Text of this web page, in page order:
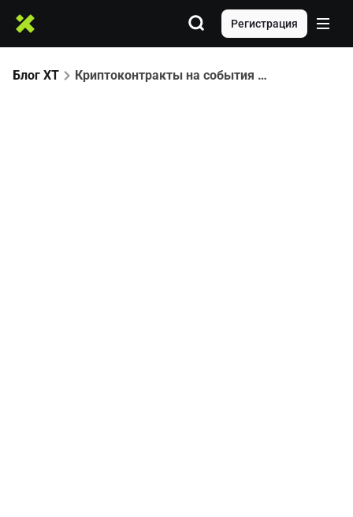
Регистрация
Блог XT Криптоконтракты на события (Рынки предсказаний): Как торговать событиями на Биткоин и Эфириум